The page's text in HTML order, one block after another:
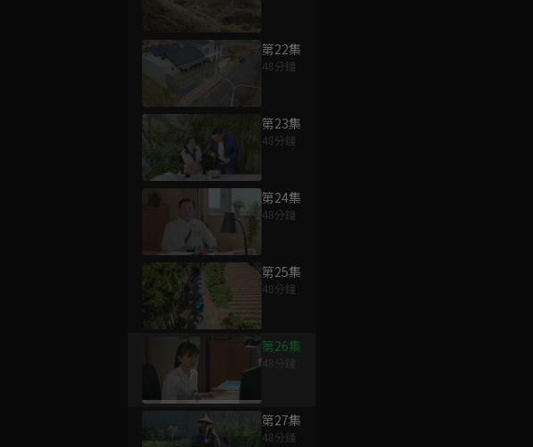
第22集
48分鐘
第23集
48分鐘
第24集
48分鐘
第25集
48分鐘
第26集
第27集
48分鐘